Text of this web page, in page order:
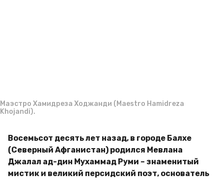
Маэстро Хамидреза Ходжанди (Maestro Hamidreza
Khojandi).
Восемьсот десять лет назад, в городе Балхе
(Северный Афганистан) родился Мевлана
Джалал ад-дин Мухаммад Руми – знаменитый
мистик и великий персидский поэт, основатель